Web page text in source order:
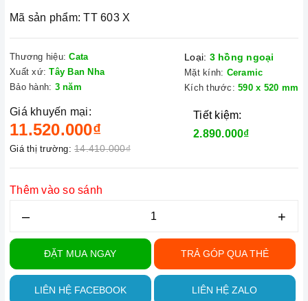
Mã sản phẩm: TT 603 X
Thương hiệu: Cata
Xuất xứ: Tây Ban Nha
Bảo hành: 3 năm
Loại: 3 hồng ngoại
Mặt kính: Ceramic
Kích thước: 590 x 520 mm
Giá khuyến mại:
11.520.000₫
Giá thị trường: 14.410.000₫
Tiết kiệm:
2.890.000₫
Thêm vào so sánh
– +
ĐẶT MUA NGAY TRẢ GÓP QUA THẺ
LIÊN HỆ FACEBOOK LIÊN HỆ ZALO